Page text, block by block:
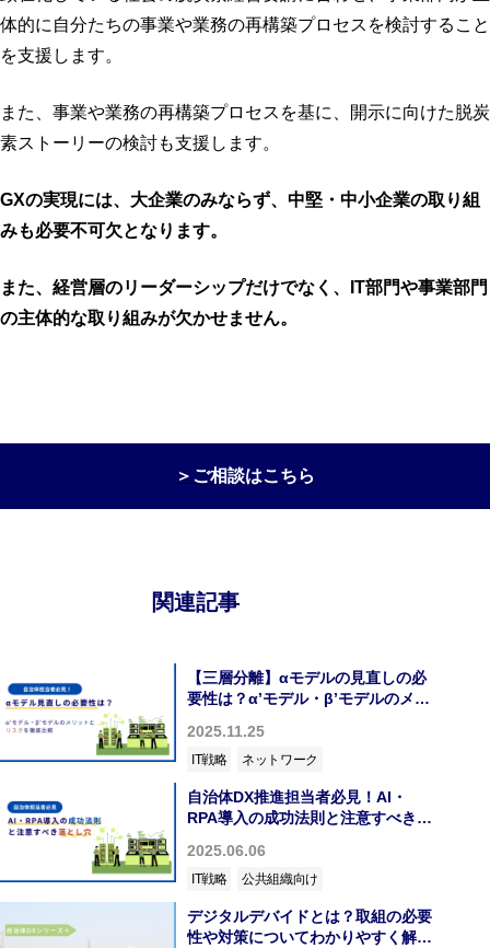
体的に自分たちの事業や業務の再構築プロセスを検討すること
を支援します。
また、事業や業務の再構築プロセスを基に、開示に向けた脱炭
素ストーリーの検討も支援します。
GXの実現には、大企業のみならず、中堅・中小企業の取り組
みも必要不可欠となります。
また、経営層のリーダーシップだけでなく、IT部門や事業部門
の主体的な取り組みが欠かせません。
＞ご相談はこちら
関連記事
【三層分離】αモデルの見直しの必
要性は？α’モデル・β’モデルのメリ
2025.11.25
IT戦略 ネットワーク
自治体DX推進担当者必見！AI・
RPA導入の成功法則と注意すべき落
2025.06.06
IT戦略 公共組織向け
デジタルデバイドとは？取組の必要
性や対策についてわかりやすく解